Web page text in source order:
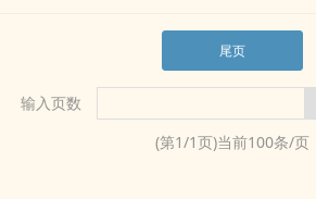
尾页
输入页数
(第1/1页)当前100条/页